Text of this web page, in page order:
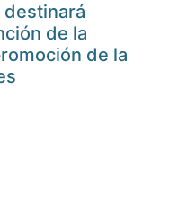
destinará
de la
de la